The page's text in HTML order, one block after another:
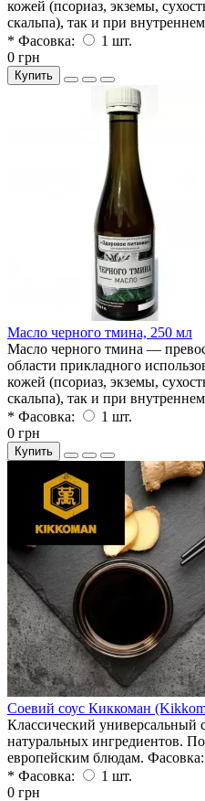
кожей (псориаз, экземы,
скальпа), так и при
* Фасовка:
1 шт.
0 грн
Купить
Масло черного тмина, 250 мл
Масло черного тмина —
области прикладного
кожей (псориаз, экземы,
скальпа), так и при
* Фасовка:
1 шт.
0 грн
Купить
Соевий соус Киккоман
Классический универсальный
натуральных ингредиентов.
европейским блюдам.
* Фасовка:
1 шт.
0 грн